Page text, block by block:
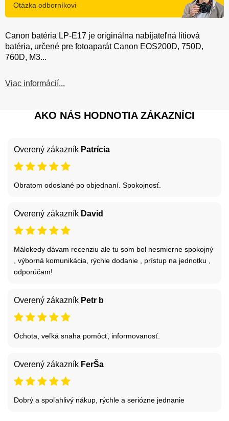
Otázka odborníkovi
Canon batéria LP-E17 je originálna nabíjateľná lítiová
batéria, určené pre fotoaparát Canon EOS200D, 750D,
760D, M3...
Viac informácií...
AKO NÁS HODNOTIA ZÁKAZNÍCI
Overený zákazník Patrícia
Obratom odoslané po objednaní. Spokojnosť.
Overený zákazník David
Málokedy dávam recenziu ale tu som bol nesmierne spokojný
, výborná komunikácia, rýchle dodanie , prístup na jednotku ,
odporúčam!
Overený zákazník Petr b
Ochota, veľká snaha pomôcť, informovanosť.
Overený zákazník FerŠa
Dobrý a spoľahlivý nákup, rýchle a seriózne jednanie